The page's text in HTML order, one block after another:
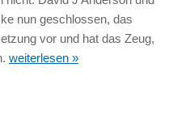
nun geschlossen, das
vor und hat das Zeug,
weiterlesen »